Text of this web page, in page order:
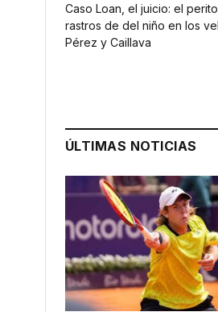
Caso Loan, el juicio: el
rastros de del niño en los
Pérez y Caillava
ÚLTIMAS NOTICIAS